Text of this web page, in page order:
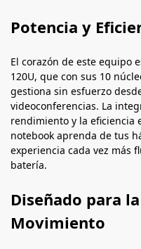
Potencia y
El corazón de este equipo
120U, que con sus 10
gestiona sin esfuerzo
videoconferencias. La
rendimiento y la eficiencia
notebook aprenda de tus
experiencia cada vez más
batería.
Diseñado para
Movimiento